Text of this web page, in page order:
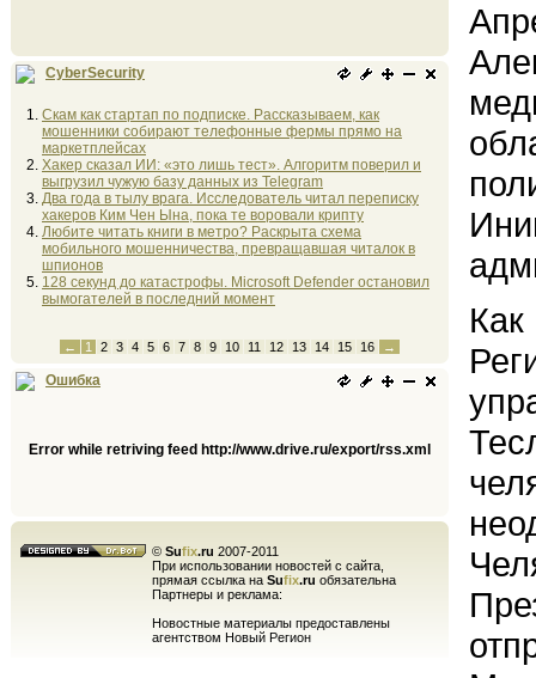
CyberSecurity
Скам как стартап по подписке. Рассказываем, как
мошенники собирают телефонные фермы прямо на
маркетплейсах
Хакер сказал ИИ: «это лишь тест». Алгоритм поверил и
выгрузил чужую базу данных из Telegram
Два года в тылу врага. Исследователь читал переписку
хакеров Ким Чен Ына, пока те воровали крипту
Любите читать книги в метро? Раскрыта схема
мобильного мошенничества, превращавшая читалок в
шпионов
128 секунд до катастрофы. Microsoft Defender остановил
вымогателей в последний момент
← 1 2 3 4 5 6 7 8 9 10 11 12 13 14 15 16 →
Ошибка
Error while retriving feed http://www.drive.ru/export/rss.xml
© Sufix.ru 2007-2011
При использовании новостей с сайта,
прямая ссылка на Sufix.ru обязательна
Партнеры и реклама:
Новостные материалы предоставлены
агентством Новый Регион
Как